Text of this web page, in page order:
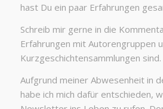
hast Du ein paar Erfahrungen
Schreib mir gerne in die
Erfahrungen mit Autorengruppen
Kurzgeschichtensammlungen sind.
Aufgrund meiner Abwesenheit in
habe ich mich dafür entschieden,